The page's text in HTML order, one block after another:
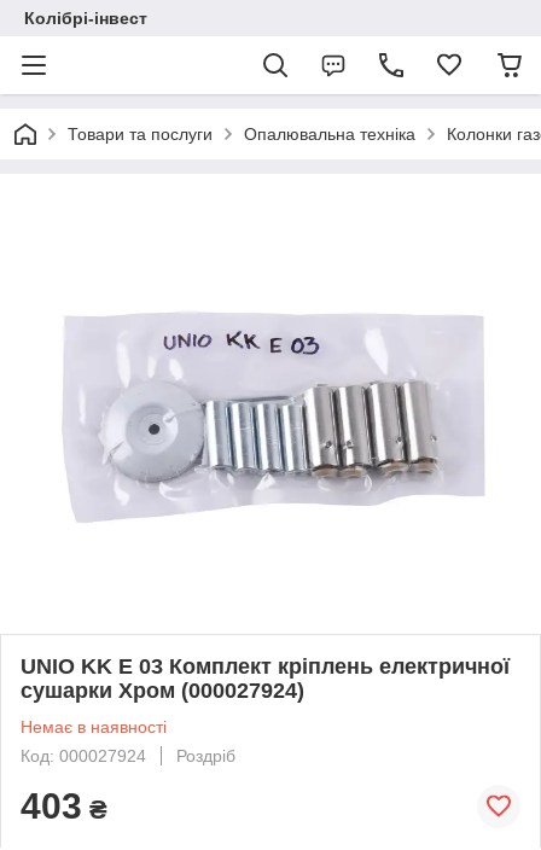
Колібрі-інвест
Товари та послуги Опалювальна техніка Колонки
UNIO KK E 03 Комплект кріплень електричної
сушарки Хром (000027924)
Немає в наявності
Код: 000027924
Роздріб
403 ₴